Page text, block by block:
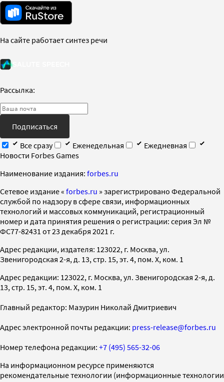
На сайте работает синтез речи
Рассылка:
Подписаться
Все сразу
Еженедельная
Ежедневная
Новости Forbes Games
Наименование издания: forbes.ru
Cетевое издание « forbes.ru » зарегистрировано Федеральной
службой по надзору в сфере связи, информационных
технологий и массовых коммуникаций, регистрационный
номер и дата принятия решения о регистрации: серия Эл №
ФС77-82431 от 23 декабря 2021 г.
Адрес редакции, издателя: 123022, г. Москва, ул.
Звенигородская 2-я, д. 13, стр. 15, эт. 4, пом. X, ком. 1
Адрес редакции: 123022, г. Москва, ул. Звенигородская 2-я, д.
13, стр. 15, эт. 4, пом. X, ком. 1
Главный редактор: Мазурин Николай Дмитриевич
Адрес электронной почты редакции: press-release@forbes.ru
Номер телефона редакции: +7 (495) 565-32-06
На информационном ресурсе применяются
рекомендательные технологии (информационные технологии